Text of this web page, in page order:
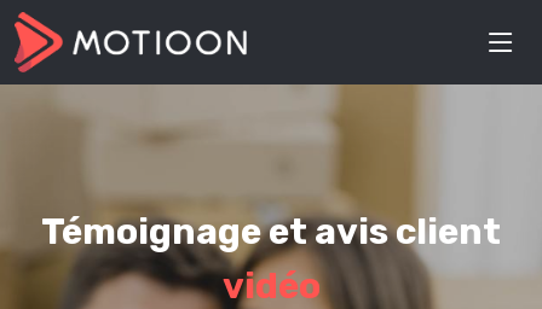
Témoignage et avis client
vidéo